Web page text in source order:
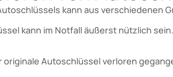
kann aus verschiedenen
kann im Notfall äußerst nützlich
Autoschlüssel verloren